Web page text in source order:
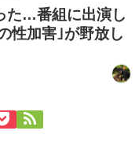
た…番組に出演し
性加害｣が野放し